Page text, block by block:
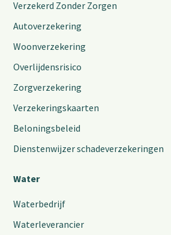
Verzekerd Zonder Zorgen
Autoverzekering
Woonverzekering
Overlijdensrisico
Zorgverzekering
Verzekeringskaarten
Beloningsbeleid
Dienstenwijzer schadeverzekeringen
Water
Waterbedrijf
Waterleverancier